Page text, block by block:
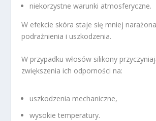
niekorzystne warunki atmosferyczne.
W efekcie skóra staje się mniej
podrażnienia i uszkodzenia.
W przypadku włosów silikony
zwiększenia ich odporności na:
uszkodzenia mechaniczne,
wysokie temperatury.